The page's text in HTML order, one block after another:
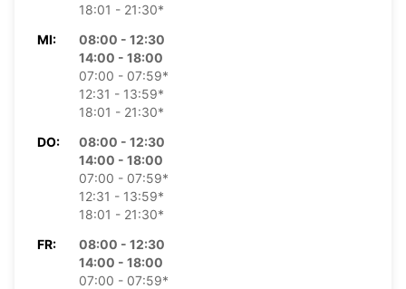
18:01 - 21:30*
MI:
08:00 - 12:30
14:00 - 18:00
07:00 - 07:59*
12:31 - 13:59*
18:01 - 21:30*
DO:
08:00 - 12:30
14:00 - 18:00
07:00 - 07:59*
12:31 - 13:59*
18:01 - 21:30*
FR:
08:00 - 12:30
14:00 - 18:00
07:00 - 07:59*